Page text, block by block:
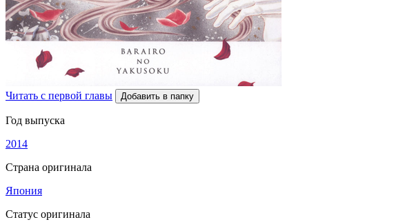
Читать с первой главы Добавить в папку
Год выпуска
2014
Страна оригинала
Япония
Статус оригинала